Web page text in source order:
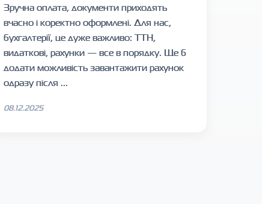
Зручна оплата, документи приходять
вчасно і коректно оформлені. Для нас,
бухгалтерії, це дуже важливо: ТТН,
видаткові, рахунки — все в порядку. Ще б
додати можливість завантажити рахунок
одразу після ...
08.12.2025